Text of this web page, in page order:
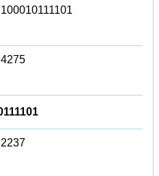
100010111101
4275
2237